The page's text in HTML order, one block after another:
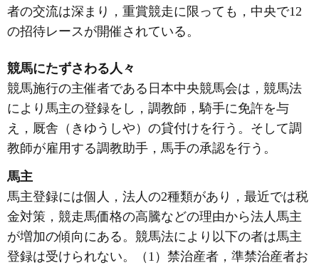
者の交流は深まり，重賞競走に限っても，中央で12
の招待レースが開催されている。
競馬にたずさわる人々
競馬施行の主催者である日本中央競馬会は，競馬法
により馬主の登録をし，調教師，騎手に免許を与
え，厩舎（きゆうしや）の貸付けを行う。そして調
教師が雇用する調教助手，馬手の承認を行う。
馬主
馬主登録には個人，法人の2種類があり，最近では税
金対策，競走馬価格の高騰などの理由から法人馬主
が増加の傾向にある。競馬法により以下の者は馬主
登録は受けられない。（1）禁治産者，準禁治産者お